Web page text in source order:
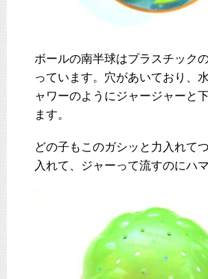
ボールの南半球はプラスチック
っています。穴があいており、
ャワーのようにジャージャーと
ます。
どの子もこのガシッと力入れて
入れて、ジャーって流すのにハマ